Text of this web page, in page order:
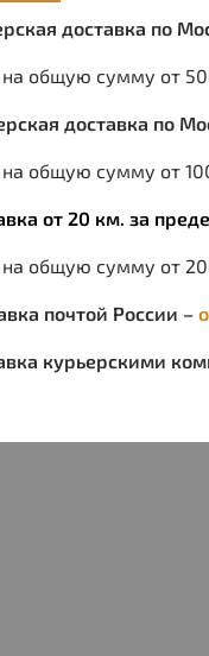
доставка по
общую сумму от
доставка по
общую сумму от
от 20 км. за
общую сумму от
почтой России –
курьерскими